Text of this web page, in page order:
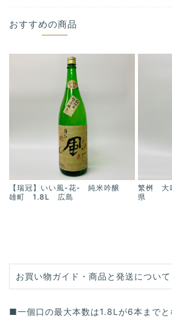
おすすめの商品
【瑞冠】いい風-花‐ 純米吟醸
雄町 1.8L 広島
繁桝 大
県
お買い物ガイド・商品と発送について
■一個口の最大本数は1.8Lが6本までと